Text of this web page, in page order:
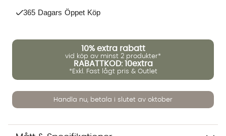
365 Dagars Öppet Köp
10% extra rabatt
vid köp av minst 2 produkter*
RABATTKOD: 10extra
*Exkl. Fast lågt pris & Outlet
Handla nu, betala i slutet av oktober